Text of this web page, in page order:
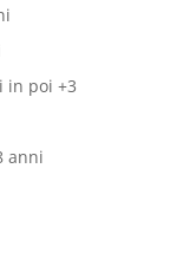
in poi +3
anni